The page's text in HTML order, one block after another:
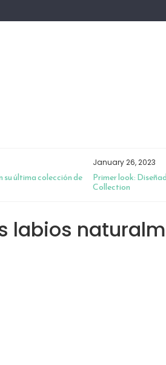
su última colección de
January 26, 2023
Primer look:
Collection
labios